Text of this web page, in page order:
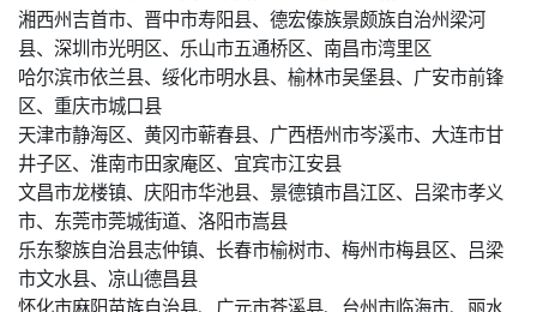
湘西州吉首市、晋中市寿阳县、德宏傣族景颇族自治州梁河
县、深圳市光明区、乐山市五通桥区、南昌市湾里区
哈尔滨市依兰县、绥化市明水县、榆林市吴堡县、广安市前锋
区、重庆市城口县
天津市静海区、黄冈市蕲春县、广西梧州市岑溪市、大连市甘
井子区、淮南市田家庵区、宜宾市江安县
文昌市龙楼镇、庆阳市华池县、景德镇市昌江区、吕梁市孝义
市、东莞市莞城街道、洛阳市嵩县
乐东黎族自治县志仲镇、长春市榆树市、梅州市梅县区、吕梁
市文水县、凉山德昌县
怀化市麻阳苗族自治县、广元市苍溪县、台州市临海市、丽水